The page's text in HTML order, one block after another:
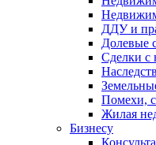
ДДУ и
Долевые
Сделки с
Помехи,
Жилая
Бизнесу